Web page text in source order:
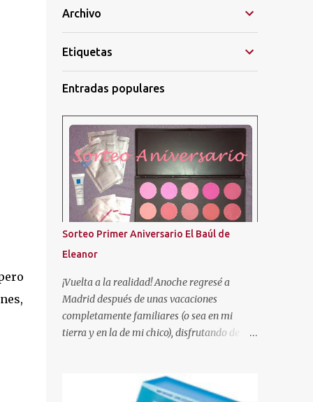
Archivo
Etiquetas
Entradas populares
Sorteo Primer Aniversario El Baúl de
Eleanor
¡Vuelta a la realidad! Anoche regresé a
Madrid después de unas vacaciones
completamente familiares (o sea en mi
tierra y en la de mi chico), disfrutando de
traigo el sorteo prometido para celebrar este